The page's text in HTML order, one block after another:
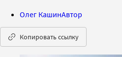
Олег КашинАвтор
Копировать ссылку